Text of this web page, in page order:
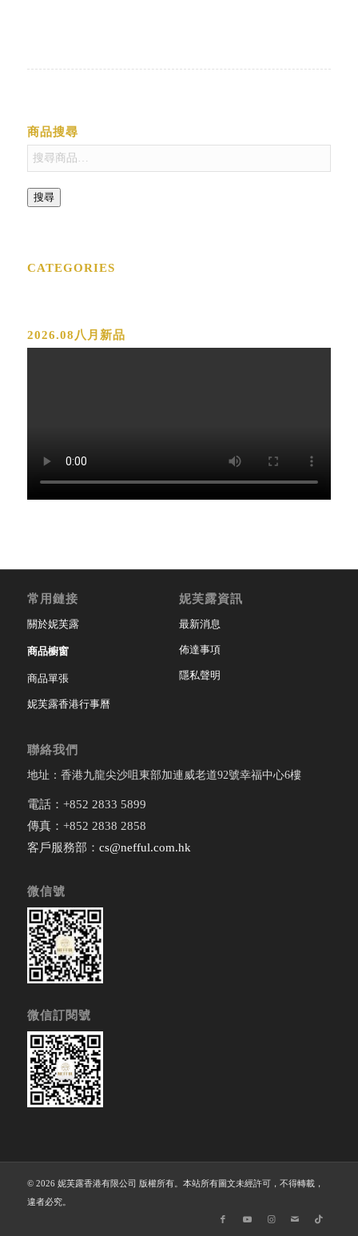
商品搜尋
搜尋
CATEGORIES
2026.08八月新品
常用鏈接
關於妮芙露
商品櫥窗
商品單張
妮芙露香港行事曆
妮芙露資訊
最新消息
佈達事項
隱私聲明
聯絡我們
地址：香港九龍尖沙咀東部加連威老道92號幸福中心6樓
電話：+852 2833 5899
傳真：+852 2838 2858
客戶服務部： cs@nefful.com.hk
微信號
微信訂閱號
© 2026 妮芙露香港有限公司 版權所有。本站所有圖文未經許可，不得轉載，
違者必究。